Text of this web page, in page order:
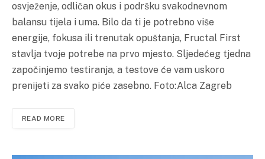
osvježenje, odličan okus i podršku svakodnevnom
balansu tijela i uma. Bilo da ti je potrebno više
energije, fokusa ili trenutak opuštanja, Fructal First
stavlja tvoje potrebe na prvo mjesto. Sljedećeg tjedna
započinjemo testiranja, a testove će vam uskoro
prenijeti za svako piće zasebno. Foto:Alca Zagreb
READ MORE